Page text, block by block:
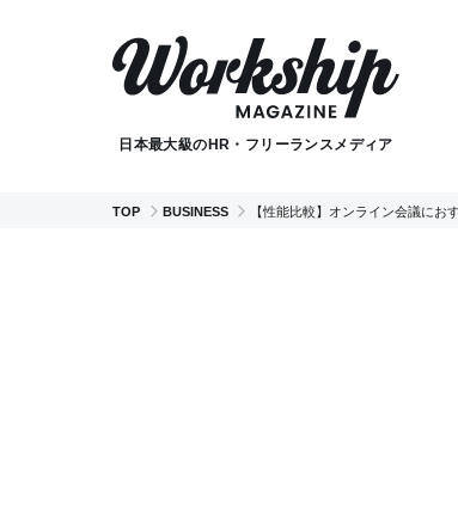
日本最大級のHR・フリーランスメディア
TOP BUSINESS 【性能比較】オンライン会議にお